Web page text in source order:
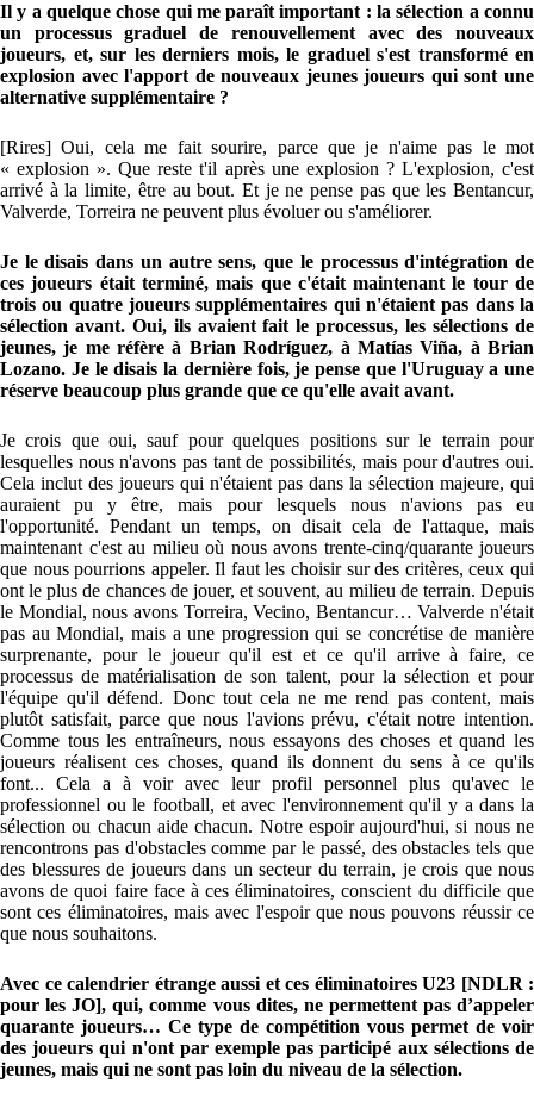
Il y a quelque chose qui me paraît important : la sélection a connu
un processus graduel de renouvellement avec des nouveaux
joueurs, et, sur les derniers mois, le graduel s'est transformé en
explosion avec l'apport de nouveaux jeunes joueurs qui sont une
alternative supplémentaire ?
[Rires] Oui, cela me fait sourire, parce que je n'aime pas le mot
« explosion ». Que reste t'il après une explosion ? L'explosion, c'est
arrivé à la limite, être au bout. Et je ne pense pas que les Bentancur,
Valverde, Torreira ne peuvent plus évoluer ou s'améliorer.
Je le disais dans un autre sens, que le processus d'intégration de
ces joueurs était terminé, mais que c'était maintenant le tour de
trois ou quatre joueurs supplémentaires qui n'étaient pas dans la
sélection avant. Oui, ils avaient fait le processus, les sélections de
jeunes, je me réfère à Brian Rodríguez, à Matías Viña, à Brian
Lozano. Je le disais la dernière fois, je pense que l'Uruguay a une
réserve beaucoup plus grande que ce qu'elle avait avant.
Je crois que oui, sauf pour quelques positions sur le terrain pour
lesquelles nous n'avons pas tant de possibilités, mais pour d'autres oui.
Cela inclut des joueurs qui n'étaient pas dans la sélection majeure, qui
auraient pu y être, mais pour lesquels nous n'avions pas eu
l'opportunité. Pendant un temps, on disait cela de l'attaque, mais
maintenant c'est au milieu où nous avons trente-cinq/quarante joueurs
que nous pourrions appeler. Il faut les choisir sur des critères, ceux qui
ont le plus de chances de jouer, et souvent, au milieu de terrain. Depuis
le Mondial, nous avons Torreira, Vecino, Bentancur… Valverde n'était
pas au Mondial, mais a une progression qui se concrétise de manière
surprenante, pour le joueur qu'il est et ce qu'il arrive à faire, ce
processus de matérialisation de son talent, pour la sélection et pour
l'équipe qu'il défend. Donc tout cela ne me rend pas content, mais
plutôt satisfait, parce que nous l'avions prévu, c'était notre intention.
Comme tous les entraîneurs, nous essayons des choses et quand les
joueurs réalisent ces choses, quand ils donnent du sens à ce qu'ils
font... Cela a à voir avec leur profil personnel plus qu'avec le
professionnel ou le football, et avec l'environnement qu'il y a dans la
sélection ou chacun aide chacun. Notre espoir aujourd'hui, si nous ne
rencontrons pas d'obstacles comme par le passé, des obstacles tels que
des blessures de joueurs dans un secteur du terrain, je crois que nous
avons de quoi faire face à ces éliminatoires, conscient du difficile que
sont ces éliminatoires, mais avec l'espoir que nous pouvons réussir ce
que nous souhaitons.
Avec ce calendrier étrange aussi et ces éliminatoires U23 [NDLR :
pour les JO], qui, comme vous dites, ne permettent pas d’appeler
quarante joueurs… Ce type de compétition vous permet de voir
des joueurs qui n'ont par exemple pas participé aux sélections de
jeunes, mais qui ne sont pas loin du niveau de la sélection.